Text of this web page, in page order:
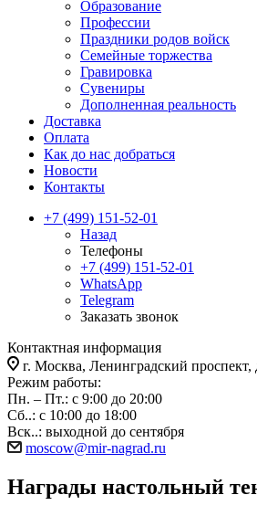
Образование
Профессии
Праздники родов войск
Семейные торжества
Гравировка
Сувениры
Дополненная реальность
Доставка
Оплата
Как до нас добраться
Новости
Контакты
+7 (499) 151-52-01
Назад
Телефоны
+7 (499) 151-52-01
WhatsApp
Telegram
Заказать звонок
Контактная информация
г. Москва, Ленинградский проспект,
Режим работы:
Пн. – Пт.: с 9:00 до 20:00
Сб..: с 10:00 до 18:00
Вск..: выходной до сентября
moscow@mir-nagrad.ru
Награды настольный